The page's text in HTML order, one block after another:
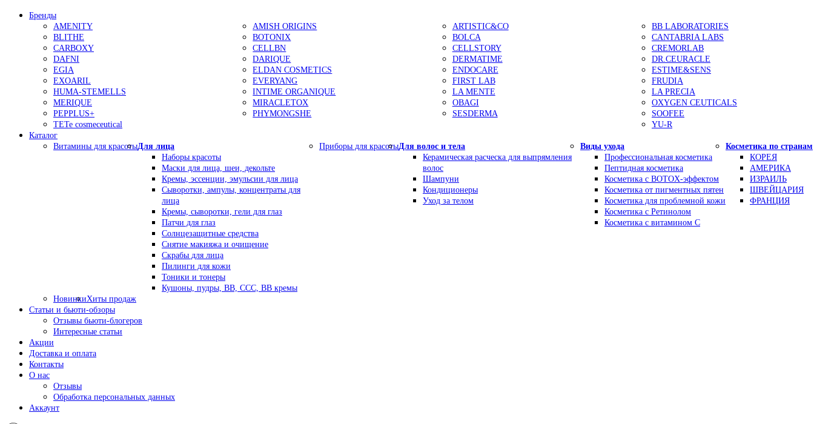
Бренды
AMENITY
AMISH ORIGINS ARTISTIC&CO
BB LABORATORIES
BLITHE
BOTONIX BOLCA
CANTABRIA LABS
CARBOXY
CELLBN CELLSTORY
CREMORLAB
DAFNI
DARIQUE DERMATIME
DR.CEURACLE
EGIA
ELDAN COSMETICS ENDOCARE
ESTIME&SENS
EXOARIL
EVERYANG FIRST LAB
FRUDIA
HUMA-STEMELLS
INTIME ORGANIQUE LA MENTE
LA PRECIA
MERIQUE
MIRACLETOX OBAGI
OXYGEN CEUTICALS
PEPPLUS+
PHYMONGSHE SESDERMA
SOOFEE
TETe cosmeceutical
YU-R
Каталог
Витамины для красотыДля лица
Наборы красоты
Маски для лица, шеи, декольте
Кремы, эссенции, эмульсии для лица
Сыворотки, ампулы, концентраты для
лица
Кремы, сыворотки, гели для глаз
Патчи для глаз
Солнцезащитные средства
Снятие макияжа и очищение
Скрабы для лица
Пилинги для кожи
Тоники и тонеры
Кушоны, пудры, ВВ, ССС, ВВ кремы
Приборы для красотыДля волос и тела
Керамическая расческа для выпрямления
волос
Шампуни
Кондиционеры
Уход за телом
Виды ухода
Профессиональная косметика
Пептидная косметика
Косметика с BOTOX-эффектом
Косметика от пигментных пятен
Косметика для проблемной кожи
Косметика с Ретинолом
Косметика с витамином С
Косметика по странам
КОРЕЯ
АМЕРИКА
ИЗРАИЛЬ
ШВЕЙЦАРИЯ
ФРАНЦИЯ
НовинкиХиты продаж
Статьи и бьюти-обзоры
Отзывы бьюти-блогеров
Интересные статьи
Акции
Доставка и оплата
Контакты
О нас
Отзывы
Обработка персональных данных
Аккаунт